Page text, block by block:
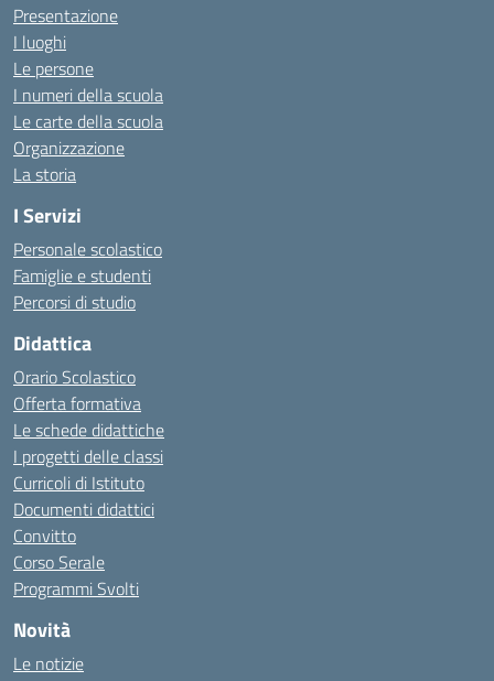
Presentazione
I luoghi
Le persone
I numeri della scuola
Le carte della scuola
Organizzazione
La storia
I Servizi
Personale scolastico
Famiglie e studenti
Percorsi di studio
Didattica
Orario Scolastico
Offerta formativa
Le schede didattiche
I progetti delle classi
Curricoli di Istituto
Documenti didattici
Convitto
Corso Serale
Programmi Svolti
Novità
Le notizie